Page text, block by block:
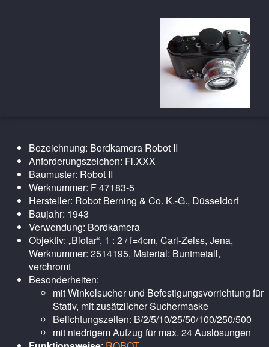
Bezeichnung: Bordkamera Robot II
Anforderungszeichen: Fl.XXX
Baumuster: Robot II
Werknummer: F 47183-5
Hersteller: Robot Berning & Co. K.-G., Düsseldorf
Baujahr: 1943
Verwendung: Bordkamera
Objektiv: „Biotar“, 1 : 2 / f=4cm, Carl-Zeiss, Jena,
Werknummer: 2514195, Material: Buntmetall,
verchromt
Besonderheiten:
mit Winkelsucher und Befestigungsvorrichtung für
Stativ, mit zusätzlicher Suchermaske
Belichtungszeiten: B/2/5/10/25/50/100/250/500
mit niedrigem Aufzug für max. 24 Auslösungen